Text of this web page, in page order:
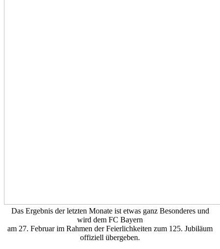
Das Ergebnis der letzten Monate ist etwas ganz Besonderes und
wird dem FC Bayern
am 27. Februar im Rahmen der Feierlichkeiten zum 125. Jubiläum
offiziell übergeben.